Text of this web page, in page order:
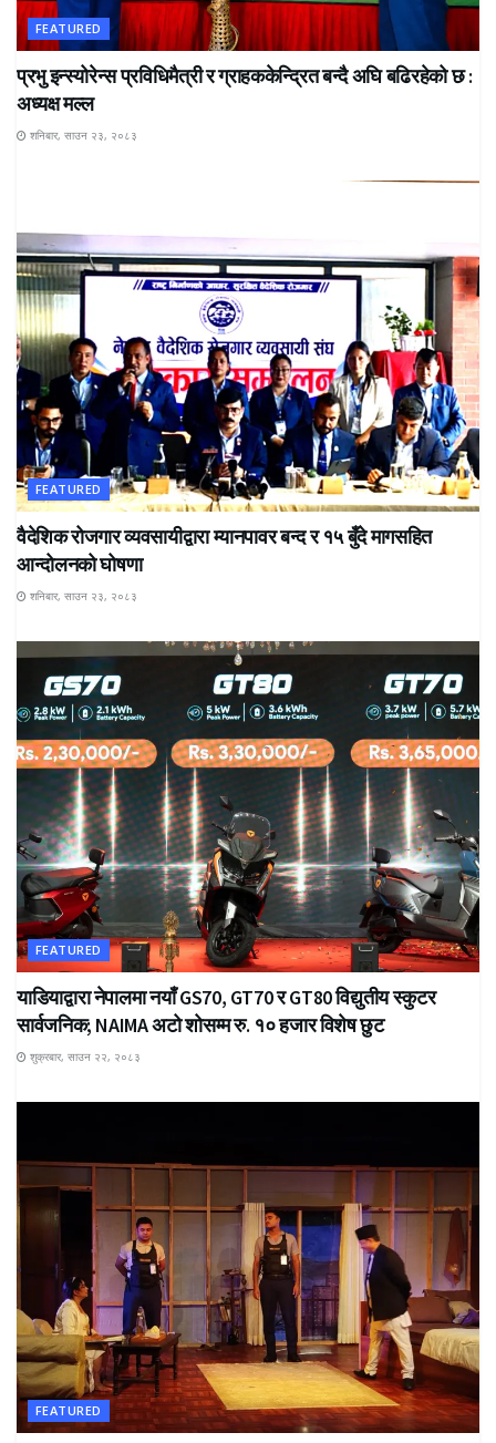
FEATURED
प्रभु इन्स्योरेन्स प्रविधिमैत्री र ग्राहककेन्द्रित बन्दै अघि बढिरहेको छ :
अध्यक्ष मल्ल
शनिबार, साउन २३, २०८३
FEATURED
वैदेशिक रोजगार व्यवसायीद्वारा म्यानपावर बन्द र १५ बुँदे मागसहित
आन्दोलनको घोषणा
शनिबार, साउन २३, २०८३
FEATURED
याडियाद्वारा नेपालमा नयाँ GS70, GT70 र GT80 विद्युतीय स्कुटर
सार्वजनिक; NAIMA अटो शोसम्म रु. १० हजार विशेष छुट
शुक्रबार, साउन २२, २०८३
FEATURED